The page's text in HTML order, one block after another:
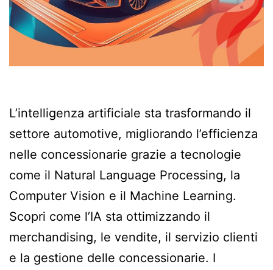
L’intelligenza artificiale sta trasformando il
settore automotive, migliorando l’efficienza
nelle concessionarie grazie a tecnologie
come il Natural Language Processing, la
Computer Vision e il Machine Learning.
Scopri come l’IA sta ottimizzando il
merchandising, le vendite, il servizio clienti
e la gestione delle concessionarie. I